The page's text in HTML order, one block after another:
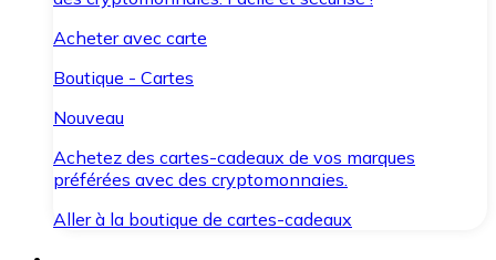
Acheter avec carte
Boutique - Cartes
Nouveau
Achetez des cartes-cadeaux de vos marques
préférées avec des cryptomonnaies.
Aller à la boutique de cartes-cadeaux